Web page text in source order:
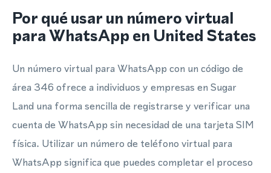
Por qué usar un número virtual
para WhatsApp en United States
Un número virtual para WhatsApp con un código de
área 346 ofrece a individuos y empresas en Sugar
Land una forma sencilla de registrarse y verificar una
cuenta de WhatsApp sin necesidad de una tarjeta SIM
física. Utilizar un número de teléfono virtual para
WhatsApp significa que puedes completar el proceso